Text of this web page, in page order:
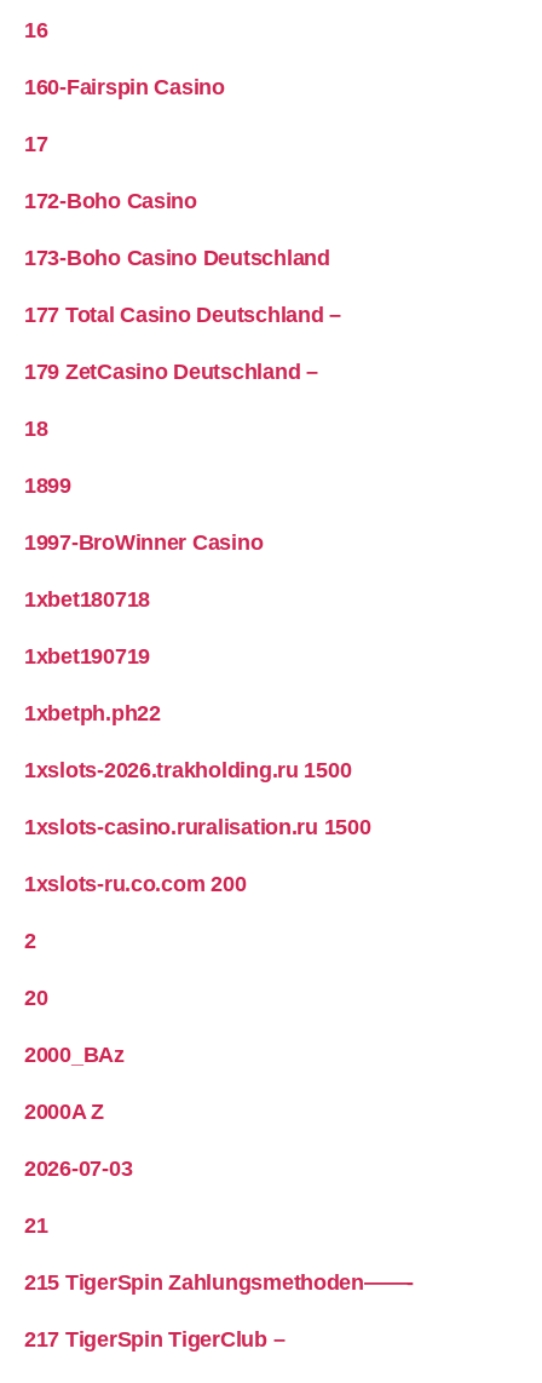
16
160-Fairspin Casino
17
172-Boho Casino
173-Boho Casino Deutschland
177 Total Casino Deutschland –
179 ZetCasino Deutschland –
18
1899
1997-BroWinner Casino
1xbet180718
1xbet190719
1xbetph.ph22
1xslots-2026.trakholding.ru 1500
1xslots-casino.ruralisation.ru 1500
1xslots-ru.co.com 200
2
20
2000_BAz
2000A Z
2026-07-03
21
215 TigerSpin Zahlungsmethoden——-
217 TigerSpin TigerClub –